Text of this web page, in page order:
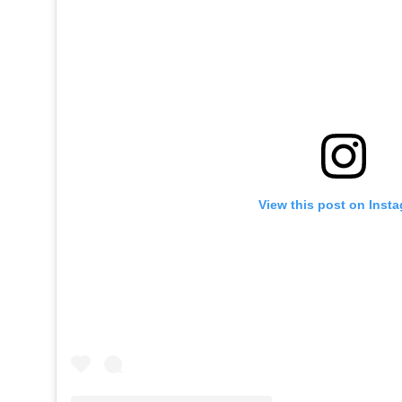
View this post on